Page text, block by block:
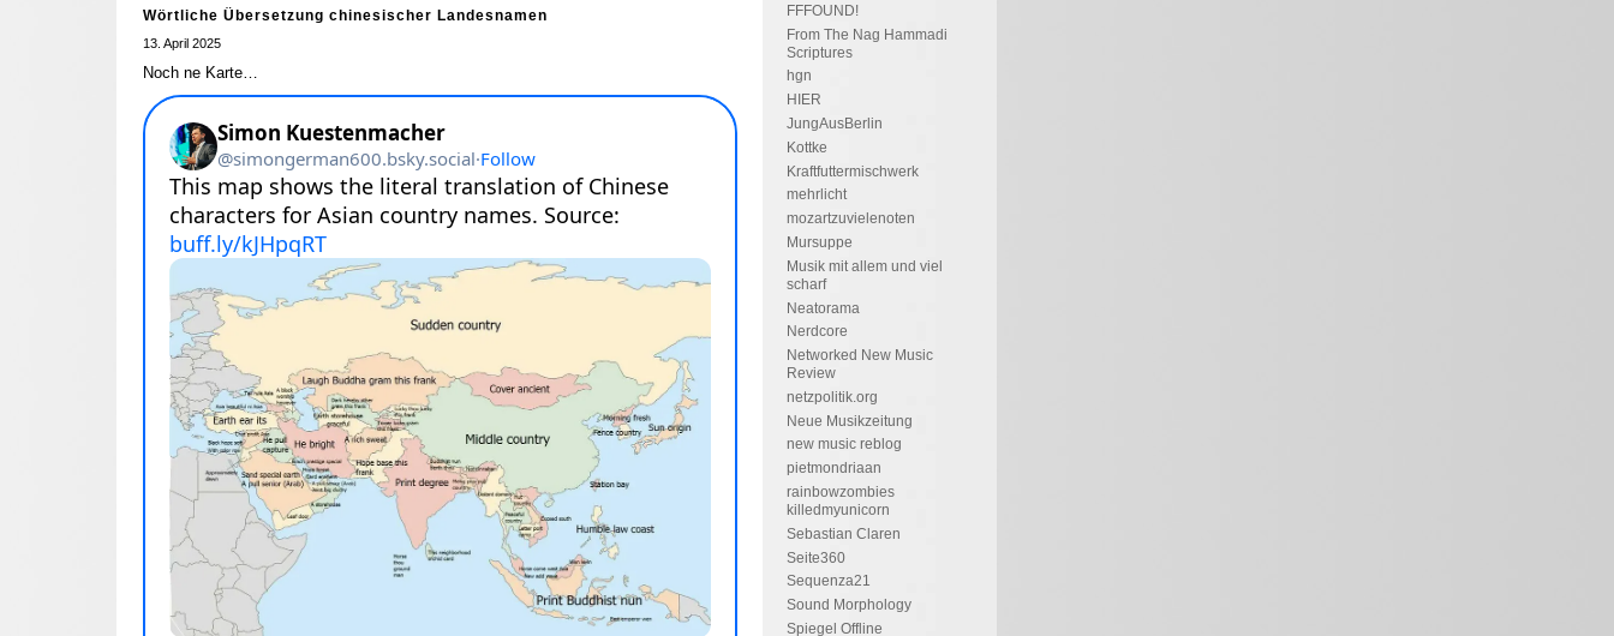
Wörtliche Übersetzung chinesischer Landesnamen
13. April 2025
Noch ne Karte…
FFFOUND!
From The Nag Hammadi
Scriptures
hgn
HIER
JungAusBerlin
Kottke
Kraftfuttermischwerk
mehrlicht
mozartzuvielenoten
Mursuppe
Musik mit allem und viel
scharf
Neatorama
Nerdcore
Networked New Music
Review
netzpolitik.org
Neue Musikzeitung
new music reblog
pietmondriaan
rainbowzombies
killedmyunicorn
Sebastian Claren
Seite360
Sequenza21
Sound Morphology
Spiegel Offline